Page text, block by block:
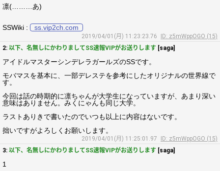
凛(………あ)
SSWiki : ss.vip2ch.com
2019/04/01(月) 11:23:23.76
ID: z5mWppOGO (15)
2: 以下、名無しにかわりましてSS速報VIPがお送りします [saga]
アイドルマスターシンデレラガールズのSSです。
モバマスを基本に、一部デレステを参考にしたオリジナルの世界線で
す。
今回は話の時期的に凛ちゃんが大学生になっていますが、あまり深い
意味はありません。みくにゃんも同じ大学。
ラストありきで書いたのでいつも以上に内容はないです。
拙いですがよろしくお願いします。
2019/04/01(月) 11:25:01.97
ID: z5mWppOGO (15)
3: 以下、名無しにかわりましてSS速報VIPがお送りします [saga]
1